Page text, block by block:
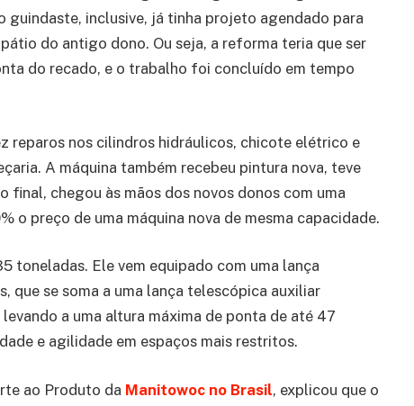
guindaste, inclusive, já tinha projeto agendado para
do antigo dono. Ou seja, a reforma teria que ser
do recado, e o trabalho foi concluído em tempo
reparos nos cilindros hidráulicos, chicote elétrico e
A máquina também recebeu pintura nova, teve
final, chegou às mãos dos novos donos com uma
o preço de uma máquina nova de mesma capacidade.
toneladas. Ele vem equipado com uma lança
que se soma a uma lança telescópica auxiliar
a uma altura máxima de ponta de até 47
e agilidade em espaços mais restritos.
ao Produto da Manitowoc no Brasil, explicou que o